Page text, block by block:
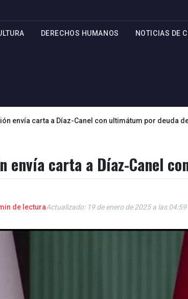
DERECHOS HUMANOS NOTICIAS DE
envía carta a Díaz-Canel con ultimátum por deuda
envía carta a Díaz-Canel
de lecturaActualizado: 19 de enero de 2025 a las 04:59